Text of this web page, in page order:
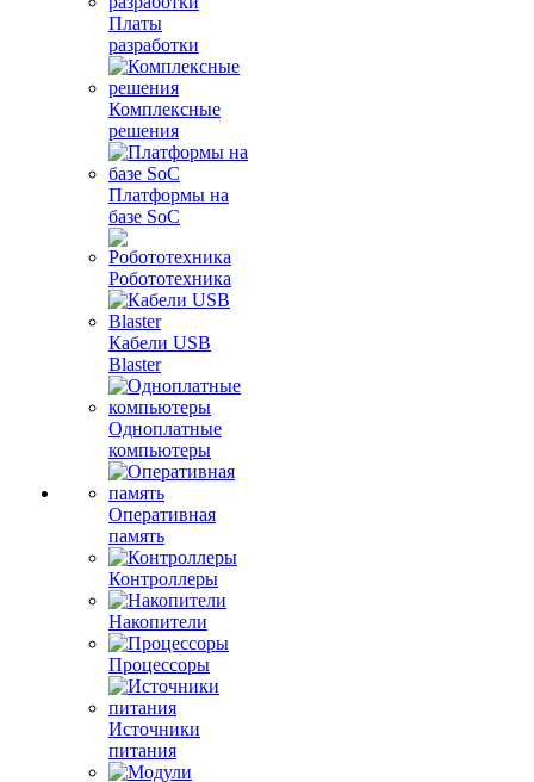
Платы
разработки
Комплексные
решения
Платформы на
базе SoC
Робототехника
Кабели USB
Blaster
Одноплатные
компьютеры
Оперативная
память
Контроллеры
Накопители
Процессоры
Источники
питания